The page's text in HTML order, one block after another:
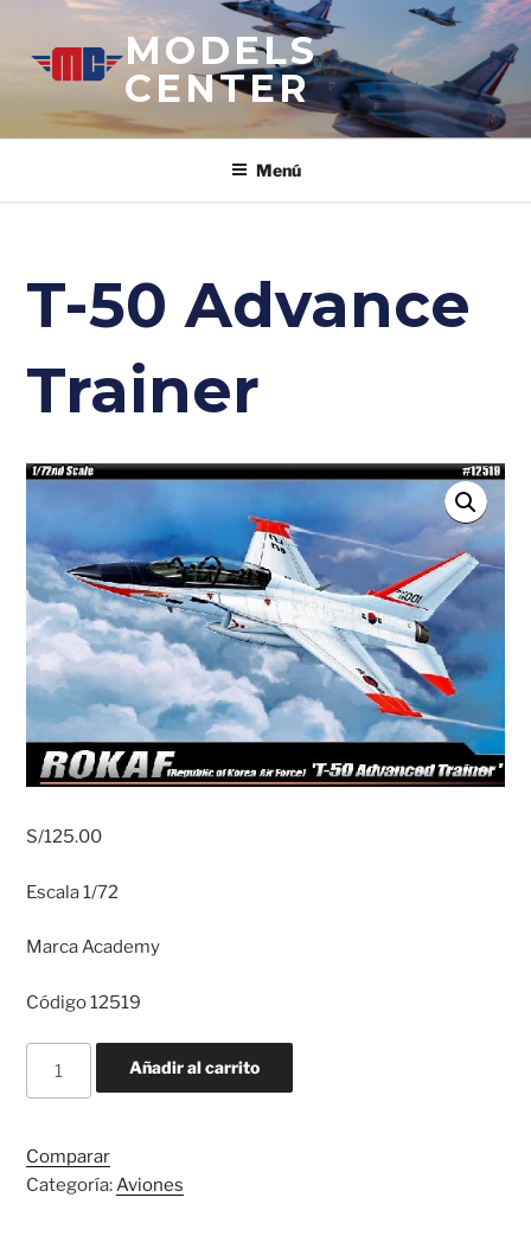
contenido
MODELS
CENTER
Menú
T-50 Advance
Trainer
S/125.00
Escala 1/72
Marca Academy
Código 12519
cantidad
Añadir al carrito
Comparar
Categoría:Aviones